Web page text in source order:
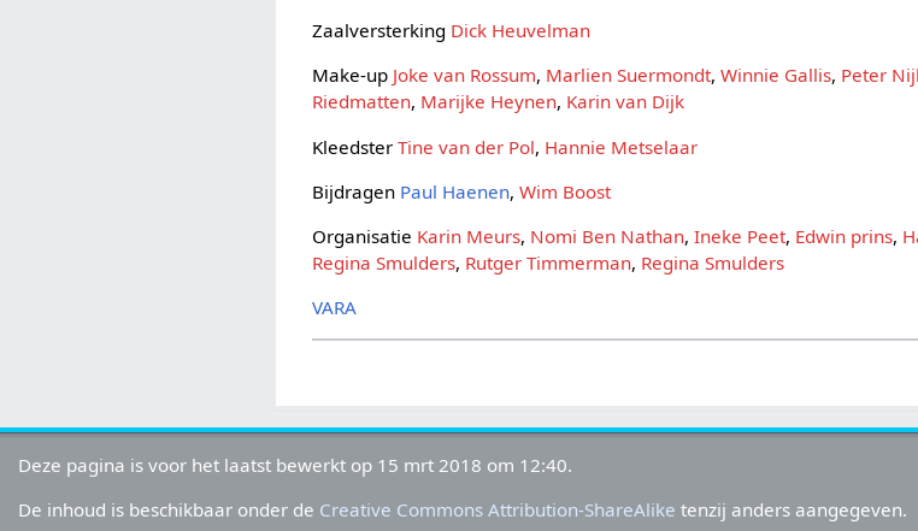
Zaalversterking Dick Heuvelman
Make-up Joke van Rossum, Marlien Suermondt,Winnie Gallis, Peter
Riedmatten, Marijke Heynen, Karin van Dijk
KleedsterTine van der Pol, Hannie Metselaar
Bijdragen Paul Haenen,Wim Boost
Organisatie Karin Meurs, Nomi Ben Nathan,Ineke Peet, Edwin prins,
Regina Smulders, Rutger Timmerman, Regina Smulders
VARA
Deze pagina is voor het laatst bewerkt op 15 mrt 2018 om 12:40.
De inhoud is beschikbaar onder de Creative Commons Attribution-ShareAlike tenzij anders aangegeven.